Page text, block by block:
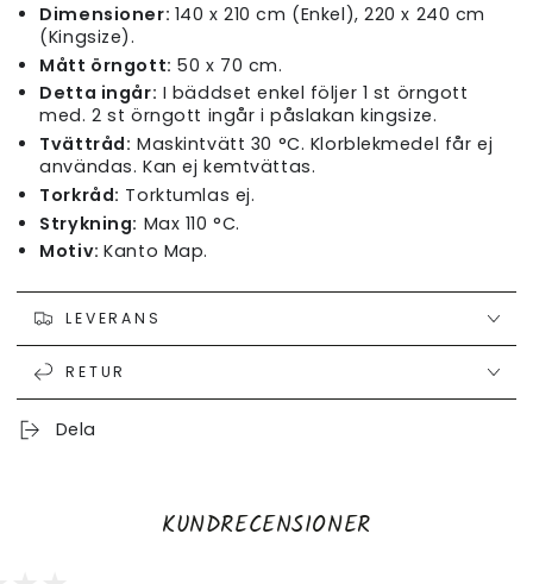
Dimensioner: 140 x 210 cm (Enkel), 220 x 240 cm
(Kingsize).
Mått örngott: 50 x 70 cm.
Detta ingår: I bäddset enkel följer 1 st örngott
med. 2 st örngott ingår i påslakan kingsize.
Tvättråd: Maskintvätt 30 °C. Klorblekmedel får ej
användas. Kan ej kemtvättas.
Torkråd: Torktumlas ej.
Strykning: Max 110 °C.
Motiv:Kanto Map.
LEVERANS
RETUR
Dela
KUNDRECENSIONER